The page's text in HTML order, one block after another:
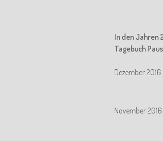
In den Jahren
Tagebuch
Dezember 2016
November 2016